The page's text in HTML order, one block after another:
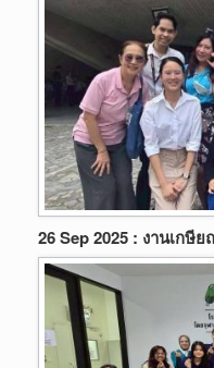
26 Sep 2025 : งานเกษี